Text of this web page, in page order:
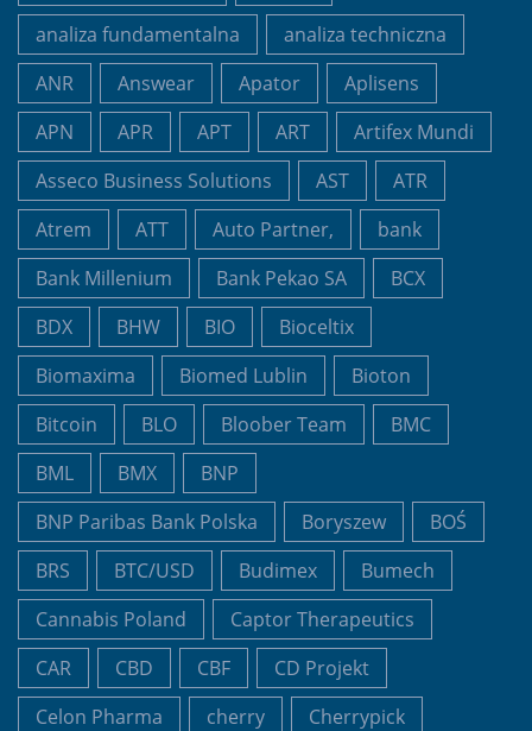
analiza fundamentalna
analiza techniczna
ANR
Answear Apator
Aplisens
APN
APR APT ART
Artifex Mundi
Asseco Business Solutions
AST
ATR
Atrem
ATT Auto Partner,
bank
Bank Millenium
Bank Pekao SA
BCX
BDX
BHW BIO
Bioceltix
Biomaxima
Biomed Lublin
Bioton
Bitcoin
BLO Bloober Team
BMC
BML
BMX
BNP
BNP Paribas Bank Polska
Boryszew
BOŚ
BRS
BTC/USD Budimex
Bumech
Cannabis Poland
Captor Therapeutics
CAR
CBD CBF
CD Projekt
Celon Pharma
cherry
Cherrypick